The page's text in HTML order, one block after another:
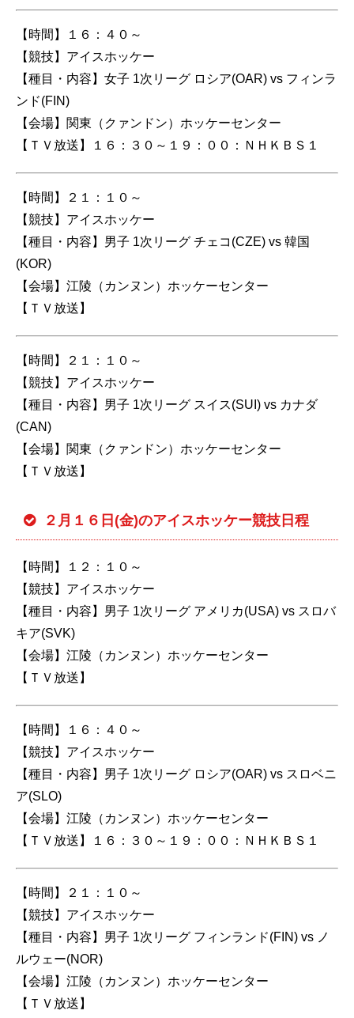
【時間】１６：４０～
【競技】アイスホッケー
【種目・内容】女子 1次リーグ ロシア(OAR) vs フィンラ
ンド(FIN)
【会場】関東（クァンドン）ホッケーセンター
【ＴＶ放送】１６：３０～１９：００：ＮＨＫＢＳ１
【時間】２１：１０～
【競技】アイスホッケー
【種目・内容】男子 1次リーグ チェコ(CZE) vs 韓国
(KOR)
【会場】江陵（カンヌン）ホッケーセンター
【ＴＶ放送】
【時間】２１：１０～
【競技】アイスホッケー
【種目・内容】男子 1次リーグ スイス(SUI) vs カナダ
(CAN)
【会場】関東（クァンドン）ホッケーセンター
【ＴＶ放送】
２月１６日(金)のアイスホッケー競技日程
【時間】１２：１０～
【競技】アイスホッケー
【種目・内容】男子 1次リーグ アメリカ(USA) vs スロバ
キア(SVK)
【会場】江陵（カンヌン）ホッケーセンター
【ＴＶ放送】
【時間】１６：４０～
【競技】アイスホッケー
【種目・内容】男子 1次リーグ ロシア(OAR) vs スロベニ
ア(SLO)
【会場】江陵（カンヌン）ホッケーセンター
【ＴＶ放送】１６：３０～１９：００：ＮＨＫＢＳ１
【時間】２１：１０～
【競技】アイスホッケー
【種目・内容】男子 1次リーグ フィンランド(FIN) vs ノ
ルウェー(NOR)
【会場】江陵（カンヌン）ホッケーセンター
【ＴＶ放送】